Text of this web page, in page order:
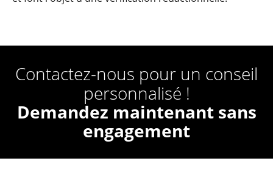
Contactez-nous pour un conseil
personnalisé !
Demandez maintenant sans
engagement